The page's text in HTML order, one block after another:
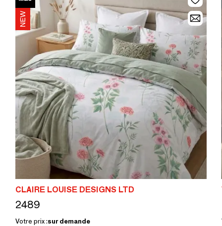
CLAIRE LOUISE DESIGNS LTD
2489
Votre prix :sur demande